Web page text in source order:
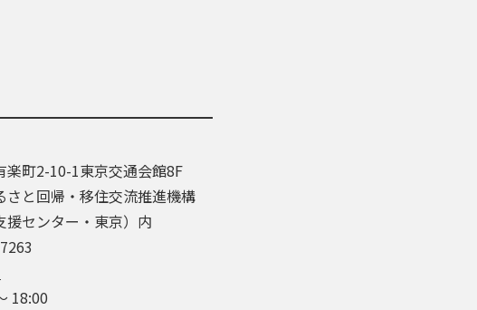
楽町2-10-1東京交通会館8F
さと回帰・移住交流推進機構
援センター・東京）内
18:00